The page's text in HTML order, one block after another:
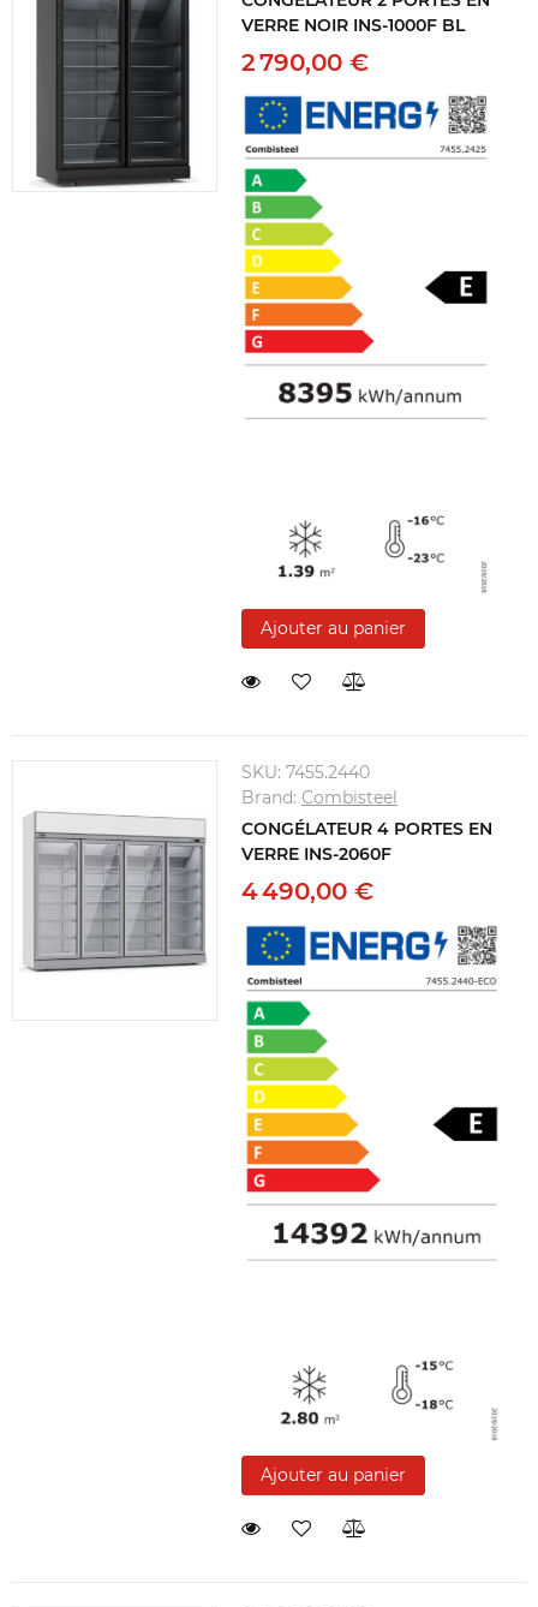
VERRE NOIR INS-1000F BL
2 790,00 €
Ajouter au panier
SKU:7455.2440
Brand:Combisteel
CONGÉLATEUR 4 PORTES EN
VERRE INS-2060F
4 490,00 €
Ajouter au panier